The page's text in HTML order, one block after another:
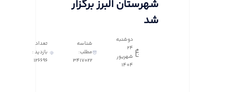
شهرستان البرز برگزار
شد
دوشنبه
24
شهریور
1404
شناسه
مطلب:
3417022
تعداد
بازدید :
126696